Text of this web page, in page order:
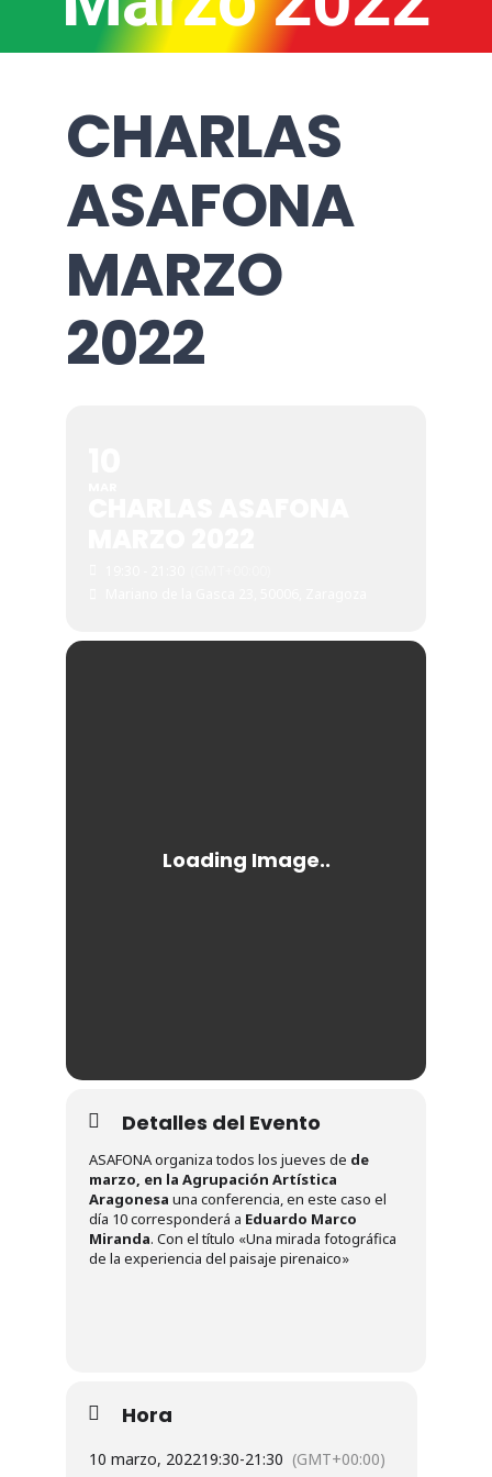
CHARLAS
ASAFONA
MARZO
2022
Detalles del Evento
ASAFONA organiza todos los jueves de de
marzo, en la Agrupación Artística
Aragonesa una conferencia, en este caso el
día 10 corresponderá a Eduardo Marco
Miranda. Con el título «Una mirada fotográfica
de la experiencia del paisaje pirenaico»
Hora
10 marzo, 202219:30-21:30 (GMT+00:00)